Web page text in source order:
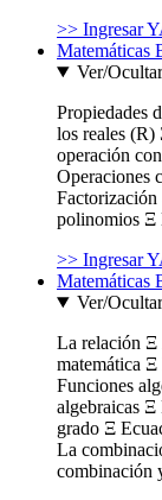
>> Ingresar
Matemáticas
Ver/
Propiedades
los reales
operación
Operaciones
polinomios Ξ
>> Ingresar
Matemáticas
Ver/
La relación Ξ
matemática
Funciones
algebraicas Ξ
grado Ξ
La
combinación